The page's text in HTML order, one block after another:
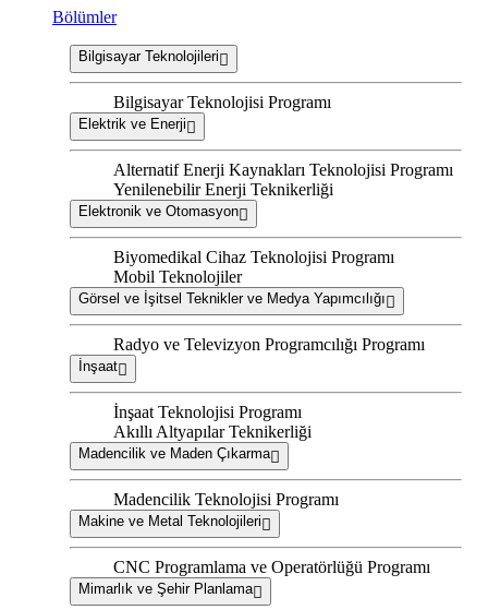
Bölümler
Bilgisayar Teknolojileri
Bilgisayar Teknolojisi Programı
Elektrik ve Enerji
Alternatif Enerji Kaynakları Teknolojisi Programı
Yenilenebilir Enerji Teknikerliği
Elektronik ve Otomasyon
Biyomedikal Cihaz Teknolojisi Programı
Mobil Teknolojiler
Görsel ve İşitsel Teknikler ve Medya Yapımcılığı
Radyo ve Televizyon Programcılığı Programı
İnşaat
İnşaat Teknolojisi Programı
Akıllı Altyapılar Teknikerliği
Madencilik ve Maden Çıkarma
Madencilik Teknolojisi Programı
Makine ve Metal Teknolojileri
CNC Programlama ve Operatörlüğü Programı
Mimarlık ve Şehir Planlama